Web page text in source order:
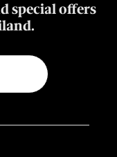
special offers